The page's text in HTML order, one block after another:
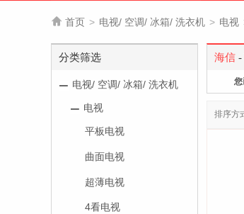
 首页 > 电视/ 空调/ 冰箱/ 洗衣机 > 电视
分类筛选
电视/ 空调/ 冰箱/ 洗衣机
电视
平板电视
曲面电视
超薄电视
4看电视
海信 -
您
排序方